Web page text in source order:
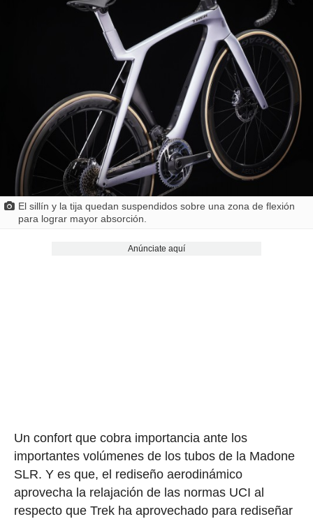
El sillín y la tija quedan suspendidos sobre una zona de flexión
para lograr mayor absorción.
Anúnciate aquí
Un confort que cobra importancia ante los
importantes volúmenes de los tubos de la Madone
SLR. Y es que, el rediseño aerodinámico
aprovecha la relajación de las normas UCI al
respecto que Trek ha aprovechado para rediseñar